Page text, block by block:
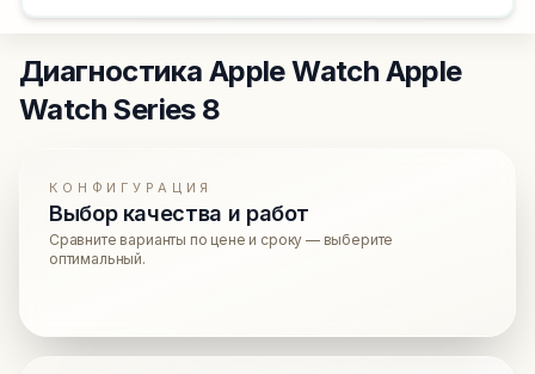
Диагностика Apple Watch Apple
Watch Series 8
КОНФИГУРАЦИЯ
Выбор качества и работ
Сравните варианты по цене и сроку — выберите
оптимальный.